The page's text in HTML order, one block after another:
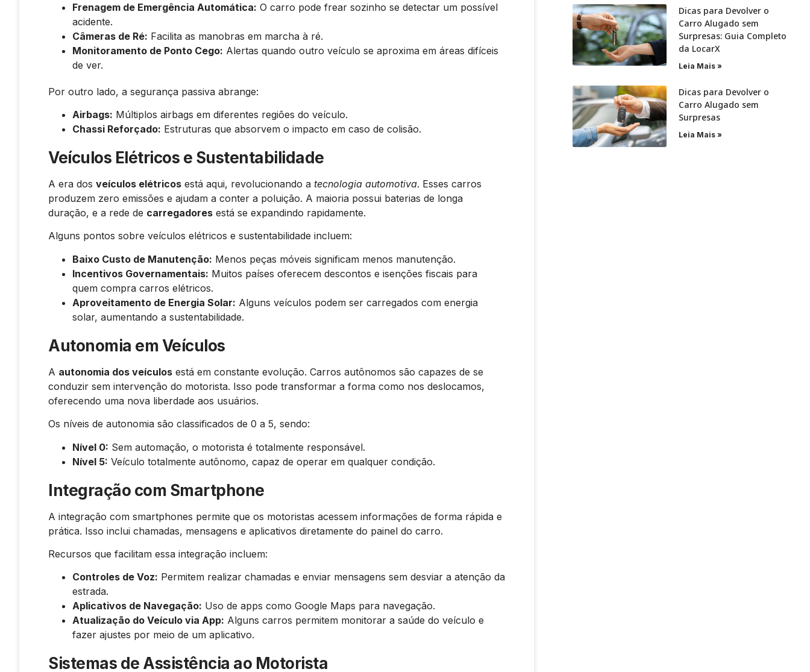
Frenagem de Emergência Automática: O carro pode frear sozinho se detectar um possível
acidente.
Câmeras de Ré: Facilita as manobras em marcha à ré.
Monitoramento de Ponto Cego: Alertas quando outro veículo se aproxima em áreas difíceis
de ver.
Por outro lado, a segurança passiva abrange:
Airbags: Múltiplos airbags em diferentes regiões do veículo.
Chassi Reforçado: Estruturas que absorvem o impacto em caso de colisão.
Veículos Elétricos e Sustentabilidade
A era dos veículos elétricos está aqui, revolucionando a tecnologia automotiva. Esses carros
produzem zero emissões e ajudam a conter a poluição. A maioria possui baterias de longa
duração, e a rede de carregadores está se expandindo rapidamente.
Alguns pontos sobre veículos elétricos e sustentabilidade incluem:
Baixo Custo de Manutenção: Menos peças móveis significam menos manutenção.
Incentivos Governamentais: Muitos países oferecem descontos e isenções fiscais para
quem compra carros elétricos.
Aproveitamento de Energia Solar: Alguns veículos podem ser carregados com energia
solar, aumentando a sustentabilidade.
Autonomia em Veículos
A autonomia dos veículos está em constante evolução. Carros autônomos são capazes de se
conduzir sem intervenção do motorista. Isso pode transformar a forma como nos deslocamos,
oferecendo uma nova liberdade aos usuários.
Os níveis de autonomia são classificados de 0 a 5, sendo:
Nível 0: Sem automação, o motorista é totalmente responsável.
Nível 5: Veículo totalmente autônomo, capaz de operar em qualquer condição.
Integração com Smartphone
A integração com smartphones permite que os motoristas acessem informações de forma rápida e
prática. Isso inclui chamadas, mensagens e aplicativos diretamente do painel do carro.
Recursos que facilitam essa integração incluem:
Controles de Voz: Permitem realizar chamadas e enviar mensagens sem desviar a atenção da
estrada.
Aplicativos de Navegação: Uso de apps como Google Maps para navegação.
Atualização do Veículo via App: Alguns carros permitem monitorar a saúde do veículo e
fazer ajustes por meio de um aplicativo.
Sistemas de Assistência ao Motorista
Dicas para Devolver o
Carro Alugado sem
Surpresas: Guia Completo
da LocarX
Leia Mais »
Dicas para Devolver o
Carro Alugado sem
Surpresas
Leia Mais »